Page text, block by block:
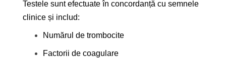
Testele sunt efectuate în concordanță cu semnele
clinice și includ:
Numărul de trombocite
Factorii de coagulare